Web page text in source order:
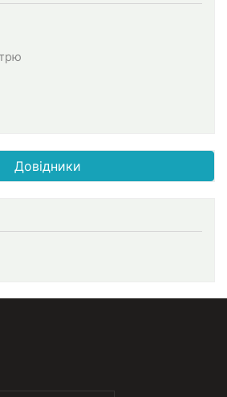
Довідники